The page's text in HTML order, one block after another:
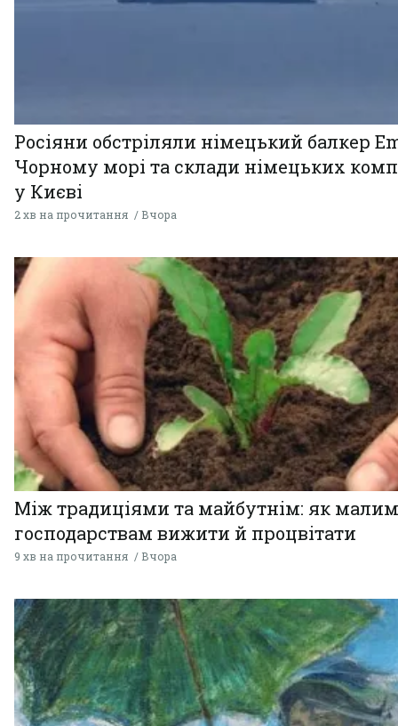
Росіяни обстріляли німецький балкер
Чорному морі та склади німецьких
у Києві
2 хв на прочитання Вчора
Між традиціями та майбутнім: як малим
господарствам вижити й процвітати
9 хв на прочитання Вчора